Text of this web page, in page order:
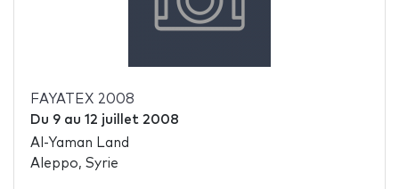
FAYATEX 2008
Du 9au 12 juillet 2008
Al-Yaman Land
Aleppo, Syrie